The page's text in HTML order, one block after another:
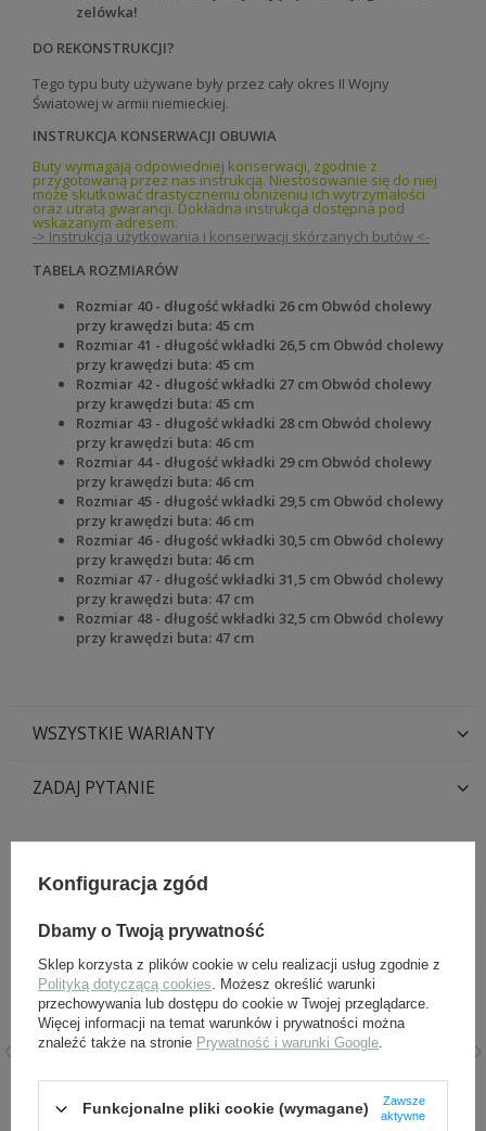
zelówka!
DO REKONSTRUKCJI?
Tego typu buty używane były przez cały okres II Wojny
Światowej w armii niemieckiej.
INSTRUKCJA KONSERWACJI OBUWIA
Buty wymagają odpowiedniej konserwacji, zgodnie z
przygotowaną przez nas instrukcją. Niestosowanie się do niej
może skutkować drastycznemu obniżeniu ich wytrzymałości
oraz utratą gwarancji. Dokładna instrukcja dostępna pod
wskazanym adresem:
-> Instrukcja użytkowania i konserwacji skórzanych butów <-
TABELA ROZMIARÓW
Rozmiar 40 - długość wkładki 26 cm Obwód cholewy
przy krawędzi buta: 45 cm
Rozmiar 41 - długość wkładki 26,5 cm Obwód cholewy
przy krawędzi buta: 45 cm
Rozmiar 42 - długość wkładki 27 cm Obwód cholewy
przy krawędzi buta: 45 cm
Rozmiar 43 - długość wkładki 28 cm Obwód cholewy
przy krawędzi buta: 46 cm
Rozmiar 44 - długość wkładki 29 cm Obwód cholewy
przy krawędzi buta: 46 cm
Rozmiar 45 - długość wkładki 29,5 cm Obwód cholewy
przy krawędzi buta: 46 cm
Rozmiar 46 - długość wkładki 30,5 cm Obwód cholewy
przy krawędzi buta: 46 cm
Rozmiar 47 - długość wkładki 31,5 cm Obwód cholewy
przy krawędzi buta: 47 cm
Rozmiar 48 - długość wkładki 32,5 cm Obwód cholewy
przy krawędzi buta: 47 cm
WSZYSTKIE WARIANTY
ZADAJ PYTANIE
POLECANE Z TYM TOWAREM:
skór 60 ml
niemieckie - komplet -
replika
Konfiguracja zgód
Dbamy o Twoją prywatność
Sklep korzysta z plików cookie w celu realizacji usług zgodnie z
Polityką dotyczącą cookies. Możesz określić warunki
przechowywania lub dostępu do cookie w Twojej przeglądarce.
Więcej informacji na temat warunków i prywatności można
znaleźć także na stronie Prywatność i warunki Google.
Funkcjonalne pliki cookie (wymagane)
Zawsze
aktywne